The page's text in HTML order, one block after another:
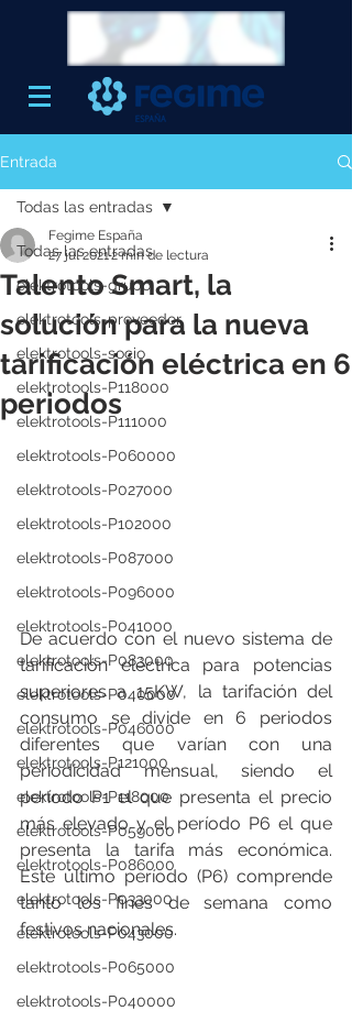
Entrada
Todas las entradas
elektrotools-grupo
elektrotools-proveedor
elektrotools-socio
elektrotools-P118000
elektrotools-P111000
elektrotools-P060000
elektrotools-P027000
elektrotools-P102000
elektrotools-P087000
elektrotools-P096000
elektrotools-P041000
elektrotools-P083000
elektrotools-P040000
elektrotools-P046000
elektrotools-P121000
elektrotools-P118000
elektrotools-P059000
elektrotools-P086000
elektrotools-P033000
elektrotools-P043000
elektrotools-P065000
elektrotools-P040000
Todas las entradas
Talento Smart, la
solución para la nueva
tarificación eléctrica en 6
periodos
Fegime España
27 jul 20212 min de lectura
De acuerdo con el nuevo sistema de
tarificación eléctrica para potencias
superiores a 15KW, la tarifación del
consumo se divide en 6 periodos
diferentes que varían con una
periodicidad mensual, siendo el
período P1 el que presenta el precio
más elevado y el período P6 el que
presenta la tarifa más económica.
Este último período (P6) comprende
tanto los fines de semana como
festivos nacionales.